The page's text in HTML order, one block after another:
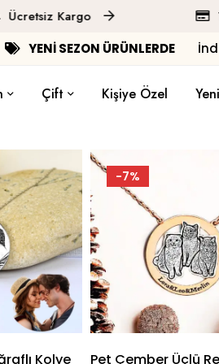
Kargo
YENİ SEZON ÜRÜNLERDE
Çift Kişiye Özel
Ana Sayfa "Kolye"
Kolye
-7%
Pet Çember Üçlü